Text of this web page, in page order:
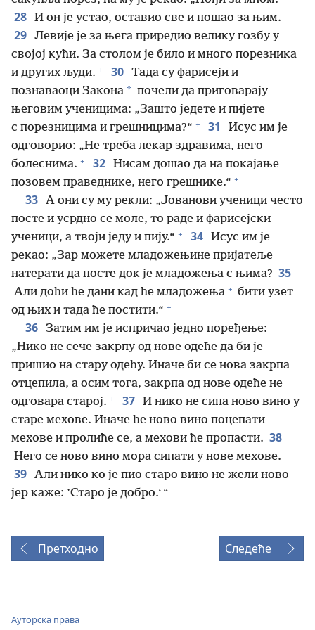
28 И он је устао, оставио све и пошао за њим.
29 Левије је за њега приредио велику гозбу у
својој кући. За столом је било и много порезника
и других људи. + 30 Тада су фарисеји и
познаваоци Закона * почели да приговарају
његовим ученицима: „Зашто једете и пијете
с порезницима и грешницима?“ + 31
Исус им је
одговорио: „Не треба лекар здравима, него
болеснима. + 32 Нисам дошао да на покајање
позовем праведнике, него грешнике.“ +
33 А они су му рекли: „Јованови ученици често
посте и усрдно се моле, то раде и фарисејски
ученици, а твоји једу и пију.“ + 34 Исус им је
рекао: „Зар можете младожењине пријатеље
натерати да посте док је младожења с њима? 35
Али доћи ће дани кад ће младожења + бити узет
од њих и тада ће постити.“ +
36 Затим им је испричао једно поређење:
„Нико не сече закрпу од нове одеће да би је
пришио на стару одећу. Иначе би се нова закрпа
отцепила, а осим тога, закрпа од нове одеће не
одговара старој. + 37 И нико не сипа ново вино у
старе мехове. Иначе ће ново вино поцепати
мехове и пролиће се, а мехови ће пропасти. 38
Него се ново вино мора сипати у нове мехове.
39 Али нико ко је пио старо вино не жели ново
јер каже: ’Старо је добро.‘ “
Претходно Следеће
Ауторска права